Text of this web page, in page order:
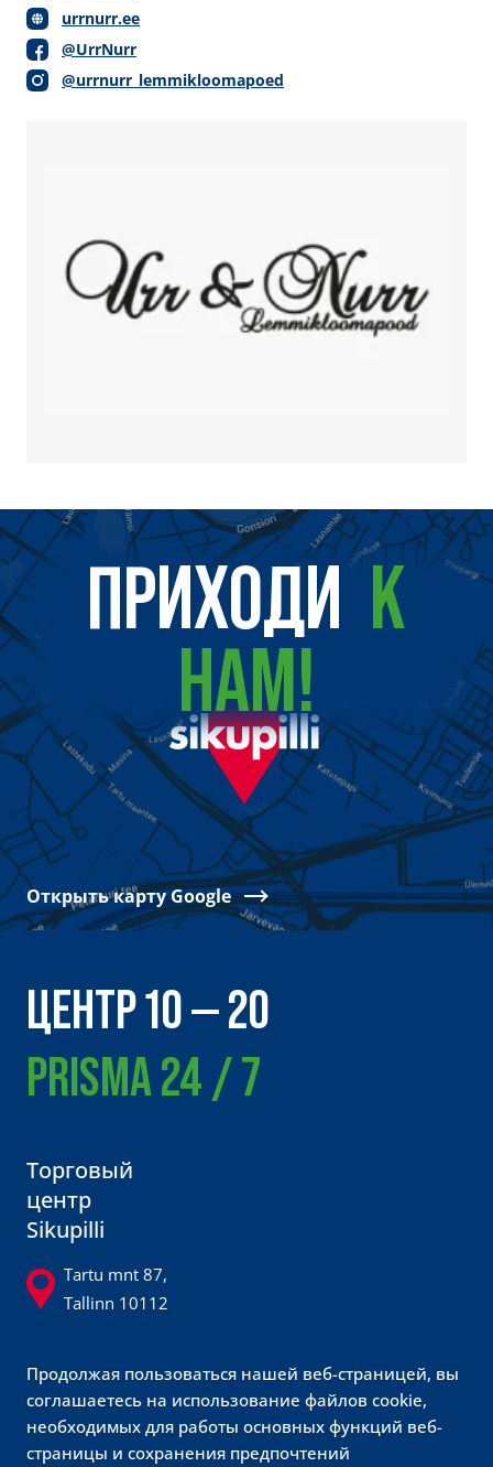
urrnurr.ee
@UrrNurr
@urrnurr_lemmikloomapoed
ПРИХОДИ К
НАМ!
Открыть карту Google
ЦЕНТР 10 — 20
PRISMA 24 / 7
Торговый
центр
Sikupilli
Tartu mnt 87,
Tallinn 10112
600 8700
@sikupillikeskus
Продолжая пользоваться нашей веб-страницей, вы
соглашаетесь на использование файлов cookie,
необходимых для работы основных функций веб-
страницы и сохранения предпочтений